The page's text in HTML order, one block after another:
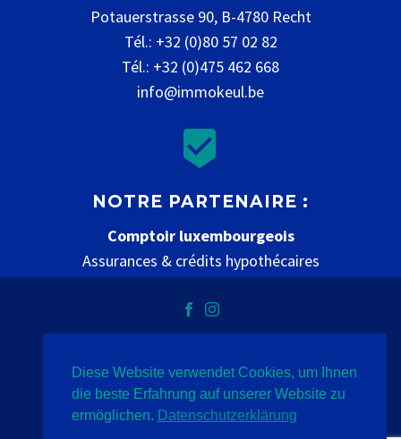
Potauerstrasse 90, B-4780 Recht
Tél.: +32 (0)80 57 02 82
Tél.: +32 (0)475 462 668
info@immokeul.be


NOTRE PARTENAIRE :
Comptoir luxembourgeois
Assurances & crédits hypothécaires
Datenschutz Impressum Kontakt
Diese Website verwendet Cookies, um Ihnen
die beste Erfahrung auf unserer Website zu
ermöglichen. Datenschutzerklärung